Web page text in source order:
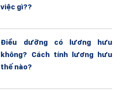
việc gì??
Điều dưỡng có lương hưu
không? Cách tính lương hưu
thế nào?